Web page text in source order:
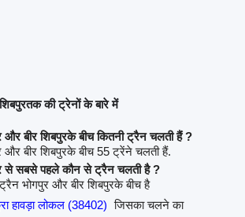
की ट्रेनों के बारे में
और बीर शिबपुरके बीच कितनी ट्रैन चलती हैं ?
और बीर शिबपुरके बीच 55 ट्रेंने चलती हैं.
से सबसे पहले कौन से ट्रैन चलती है ?
भोगपुर और बीर शिबपुरके बीच है
हावड़ा लोकल (38402) जिसका चलने का